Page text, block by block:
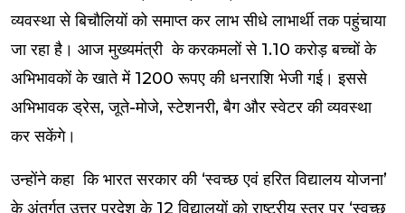
व्यवस्था से बिचौलियों को समाप्त कर लाभ सीधे लाभार्थी तक पहुंचाया
जा रहा है। आज मुख्यमंत्री के करकमलों से 1.10 करोड़ बच्चों के
अभिभावकों के खाते में 1200 रूपए की धनराशि भेजी गई। इससे
अभिभावक ड्रेस, जूते-मोजे, स्टेशनरी, बैग और स्वेटर की व्यवस्था
कर सकेंगे।
उन्होंने कहा कि भारत सरकार की ‘स्वच्छ एवं हरित विद्यालय योजना’
के अंतर्गत उत्तर प्रदेश के 12 विद्यालयों को राष्ट्रीय स्तर पर ‘स्वच्छ